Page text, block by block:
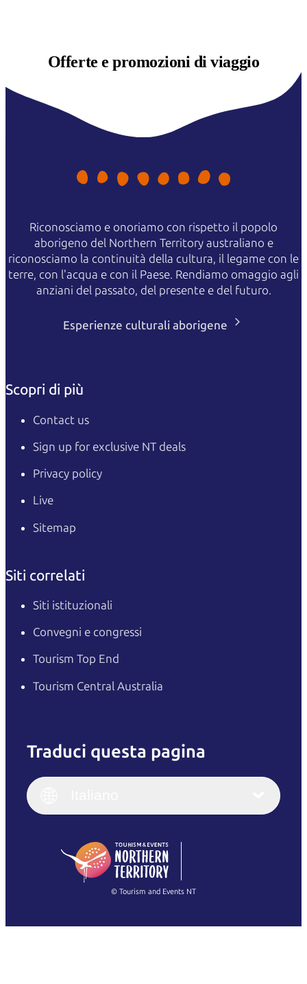
Offerte epromozioni di viaggio
Riconosciamo e onoriamo con rispetto il popolo
aborigeno del Northern Territory australiano e
riconosciamo la continuità della cultura, il legame con le
terre, con l'acqua e con il Paese. Rendiamo omaggio agli
anziani del passato, del presente e del futuro.
Esperienze culturali aborigene
Scopri di più
Contact us
Sign up for exclusive NT deals
Privacy policy
Live
Sitemap
Siti correlati
Siti istituzionali
Convegni e congressi
Tourism Top End
Tourism Central Australia
Traduci questa pagina
English
(Singapore)
Français
Italiano
繁體中文
© Tourism and Events NT